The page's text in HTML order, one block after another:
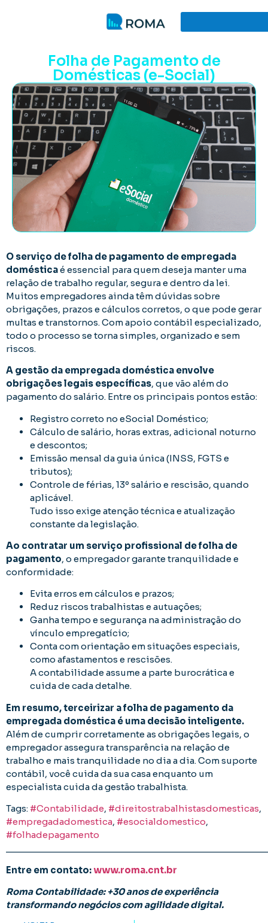
Folha de Pagamento de
Domésticas (e-Social)
O serviço de folha de pagamento de empregada
domésticaé essencial para quem deseja manter uma
relação de trabalho regular, segura e dentro da lei.
Muitos empregadores ainda têm dúvidas sobre
obrigações, prazos e cálculos corretos, o que pode gerar
multas e transtornos. Com apoio contábil especializado,
todo o processo se torna simples, organizado e sem
riscos.
A gestão da empregada doméstica envolve
obrigações legais específicas, que vão além do
pagamento do salário. Entre os principais pontos estão:
Registro correto no eSocial Doméstico;
Cálculo de salário, horas extras, adicional noturno
e descontos;
Emissão mensal da guia única (INSS, FGTS e
tributos);
Controle de férias, 13º salário e rescisão, quando
aplicável.
Tudo isso exige atenção técnica e atualização
constante da legislação.
Ao contratar um serviço profissional de folha de
pagamento, o empregador garante tranquilidade e
conformidade:
Evita erros em cálculos e prazos;
Reduz riscos trabalhistas e autuações;
Ganha tempo e segurança na administração do
vínculo empregatício;
Conta com orientação em situações especiais,
como afastamentos e rescisões.
A contabilidade assume a parte burocrática e
cuida de cada detalhe.
Em resumo, terceirizar a folha de pagamento da
empregada doméstica é uma decisão inteligente.
Além de cumprir corretamente as obrigações legais, o
empregador assegura transparência na relação de
trabalho e mais tranquilidade no dia a dia. Com suporte
contábil, você cuida da sua casa enquanto um
especialista cuida da gestão trabalhista.
Tags: #Contabilidade, #direitostrabalhistasdomesticas
#empregadadomestica, #esocialdomestico
#folhadepagamento
Entre em contato:www.roma.cnt.br
Roma Contabilidade: +30 anos de experiência
transformando negócios com agilidade digital.